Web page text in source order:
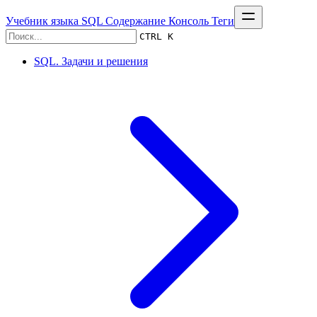
Учебник языка SQL Содержание Консоль Теги
CTRL K
SQL. Задачи и решения